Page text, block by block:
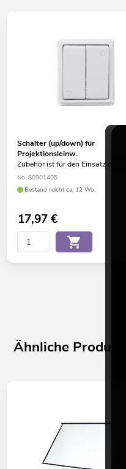
Schalter (up/down) für
Projektionsleinw.
Zubehör ist für den Einsatz
No. 80901405
Bestand reicht ca. 12 Wo.
17,97€
Ähnliche Produkte